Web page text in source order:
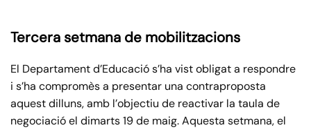
Tercera setmana de mobilitzacions
El Departament d’Educació s’ha vist obligat a respondre
i s’ha compromès a presentar una contraproposta
aquest dilluns, amb l’objectiu de reactivar la taula de
negociació el dimarts 19 de maig. Aquesta setmana, el